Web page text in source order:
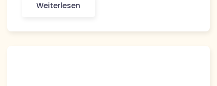
Weiterlesen